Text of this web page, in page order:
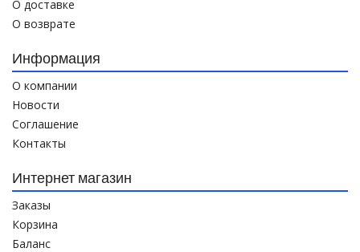
О доставке
О возврате
Информация
О компании
Новости
Соглашение
Контакты
Интернет магазин
Заказы
Корзина
Баланс